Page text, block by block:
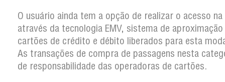
O usuário ainda tem a opção de realizar o acesso
através da tecnologia EMV, sistema de
cartões de crédito e débito liberados para esta
As transações de compra de passagens nesta
de responsabilidade das operadoras de cartões.